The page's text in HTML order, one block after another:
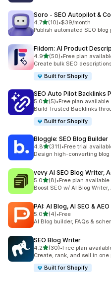
Soro ‑ SEO Autopilot &
4.7เต็ม 5 ดาว
(10)
ทั้งหมด 10 รีวิว
•$39/month
Publish automated SEO
Fiidom: AI Product
4.9เต็ม 5 ดาว
(50)
ทั้งหมด 50 รีวิว
•Free plan
Create bulk SEO
Built for Shopify
SEO Auto Pilot Backlinks
5.0เต็ม 5 ดาว
(5)
ทั้งหมด 5 รีวิว
•Free plan available
Build Trusted Backlinks
Built for Shopify
Bloggle: SEO Blog Builder
4.8เต็ม 5 ดาว
(311)
ทั้งหมด 311 รีวิว
•Free trial
Design high-converting blog
vevy AI SEO Blog Writer,
5.0เต็ม 5 ดาว
(8)
ทั้งหมด 8 รีวิว
•Free plan available
Boost SEO w/ AI Blog
PAI: AI Blog, AI SEO & AEO
5.0เต็ม 5 ดาว
(4)
ทั้งหมด 4 รีวิว
•Free
AI Blog builder, FAQs &
SEO Blog Writer
4.2เต็ม 5 ดาว
(30)
ทั้งหมด 30 รีวิว
•Free plan
Create, rank, and sell in
Built for Shopify